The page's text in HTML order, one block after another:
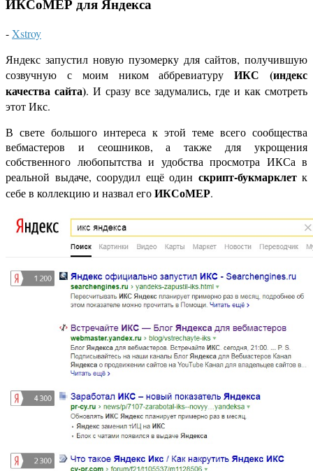
-Xstroy
Яндекс запустил новую пузомерку для сайтов, получившую
созвучную с моим ником аббревиатуруИКС (индекс
качества сайта). И сразу все задумались, где и как смотреть
этот Икс.
В свете большого интереса к этой теме всего сообщества
вебмастеров и сеошников, а также для укрощения
собственного любопытства и удобства просмотра ИКСа в
реальной выдаче, соорудил ещё один скрипт-букмарклетк
себе в коллекцию и назвал егоИКСоМЕР.